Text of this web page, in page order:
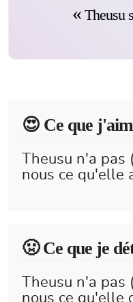
Theusu
😍️ Ce que
Theusu n'a
nous ce qu'elle
🤢 Ce que je
Theusu n'a
nous ce qu'elle